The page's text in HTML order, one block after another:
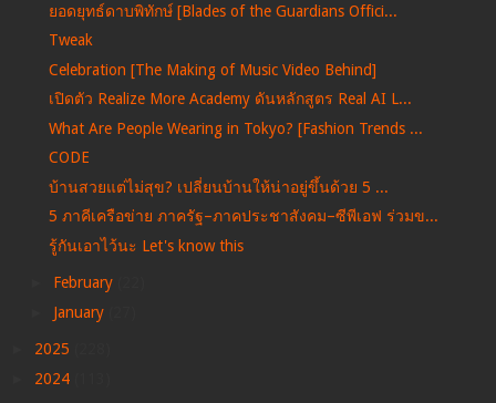
ยอดยุทธ์ดาบพิทักษ์ [Blades of the Guardians Offici...
Tweak
Celebration [The Making of Music Video Behind]
เปิดตัว Realize More Academy ดันหลักสูตร Real AI L...
What Are People Wearing in Tokyo? [Fashion Trends ...
CODE
บ้านสวยแต่ไม่สุข? เปลี่ยนบ้านให้น่าอยู่ขึ้นด้วย 5 ...
5 ภาคีเครือข่าย ภาครัฐ–ภาคประชาสังคม–ซีพีเอฟ ร่วมข...
รู้กันเอาไว้นะ Let's know this
February
January
2025
2024